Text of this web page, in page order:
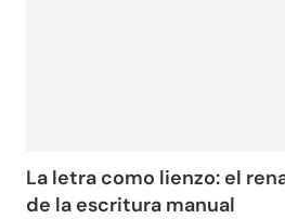
La letra como lienzo: el
de la escritura manual